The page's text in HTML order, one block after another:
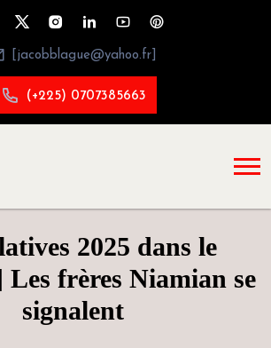
[jacobblague@yahoo.fr]
(+225) 0707385663
2025 dans le
frères Niamian se
signalent